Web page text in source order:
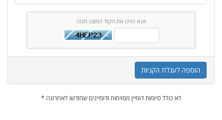
אנא הזינו את הקוד המוצג מטה
הוספה לעגלת הקניות
* לא כולל סיומות דומיין מסוימות ודומיינים שחודשו לאחרונה